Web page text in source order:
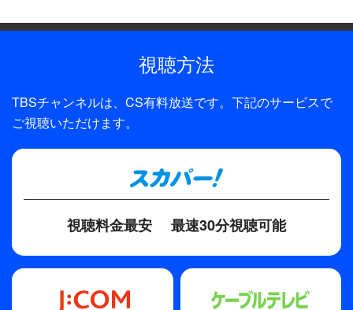
がゴッソリ入った小袋が握られていた。北村は、妻
する覚悟で宝石を盗んできたという。小夜子には、
で小夜子の主演映画を作ろうと話す北村は、すでに
新しいアパートの契約を済ませていた。場所を聞い
た小夜子は、スーツケースに宝石を抱えて一人で新
居に向かった。新居の家主は高見沢伊作（佐藤
慶）。ある会社の重役らしいが、どこか仕事に疲れ
を挟んで母屋を構えている。北村が来るのを待ちな
がら、小夜子の新しい幸せな生活がスタートした。
ある日の夕刻、同じアパートの薫（佐藤浩市）とい
う青年が突然小夜子の部屋へ入ってきた。薫はわけ
制作
TBS
プロデューサー
ディレクター・監督
堀川とんこう
脚本
視聴方法
TBSチャンネルは、CS有料放送です。下記のサービスで
ご視聴いただけます。
視聴料金最安 最速30分視聴可能